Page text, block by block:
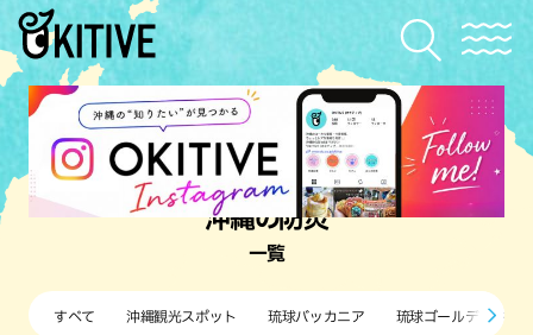
沖縄の防災
一覧
すべて 沖縄観光スポット 琉球バッカニア 琉球ゴールデンキン